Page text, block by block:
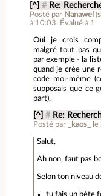
[^] # Re:
Posté par Nanawel (
à 10:03. Évalué à 1 .
Oui je crois
malgré tout pas
par exemple - la
quand je crée une
code moi-même
supposais que ce
part).
[^] # Re:
Posté par _kaos_
Salut,
Ah non, faut pas
Selon ton niveau
tu fais un bête